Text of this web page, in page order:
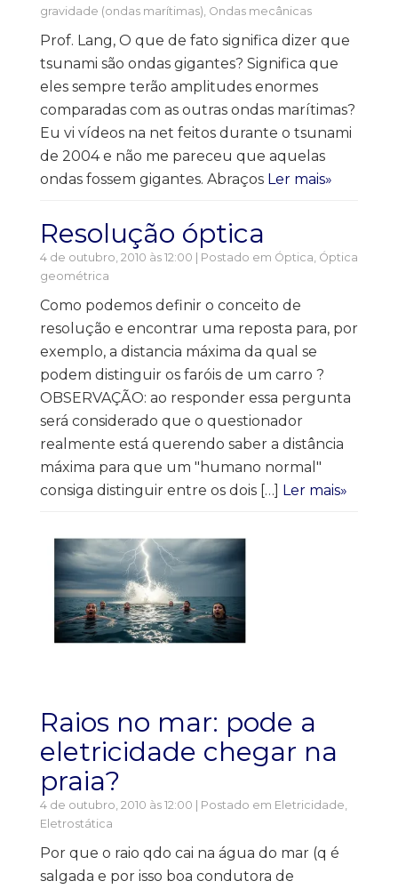
gravidade (ondas marítimas) Ondas mecânicas
Prof. Lang, O que de fato significa dizer que
tsunami são ondas gigantes? Significa que
eles sempre terão amplitudes enormes
comparadas com as outras ondas marítimas?
Eu vi vídeos na net feitos durante o tsunami
de 2004 e não me pareceu que aquelas
ondas fossem gigantes. Abraços Ler mais»
Resolução óptica
4 de outubro, 2010 às 12:00 | Postado em Óptica Óptica
geométrica
Como podemos definir o conceito de
resolução e encontrar uma reposta para, por
exemplo, a distancia máxima da qual se
podem distinguir os faróis de um carro ?
OBSERVAÇÃO: ao responder essa pergunta
será considerado que o questionador
realmente está querendo saber a distância
máxima para que um "humano normal"
consiga distinguir entre os dois […] Ler mais»
Raios no mar: pode a
eletricidade chegar na
praia?
4 de outubro, 2010 às 12:00 | Postado em Eletricidade
Eletrostática
Por que o raio qdo cai na água do mar (q é
salgada e por isso boa condutora de